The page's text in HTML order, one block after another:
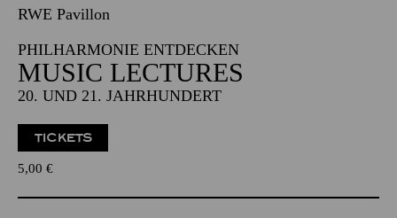
RWE Pavillon
PHILHARMONIE ENTDECKEN
MUSIC LECTURES
20. UND 21. JAHRHUNDERT
TICKETS
5,00 €